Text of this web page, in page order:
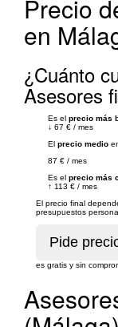
Precio
en
¿Cuánto
Asesores
Es el precio más
↓ 67 € / mes
El precio medio
87 € / mes
Es el precio más
↑ 113 € / mes
El precio final
presupuestos
es gratis y sin